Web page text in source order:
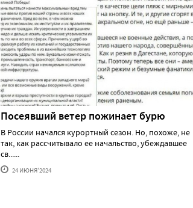
Посеявший ветер пожинает бурю
В России начался курортный сезон. Но, похоже, не
так, как рассчитывало ее начальство, убеждавшее
св......
24 ИЮНЯ'2024